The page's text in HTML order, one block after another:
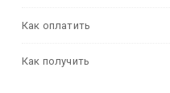
Как оплатить
Как получить